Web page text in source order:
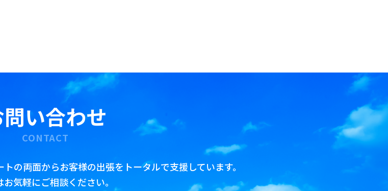
・通訳・アポイント取得代行
外赴任前・出張前 語学研修プラン
い合わせ
CONTACT
の両面からお客様の出張をトータルで支援しています。
お気軽にご相談ください。